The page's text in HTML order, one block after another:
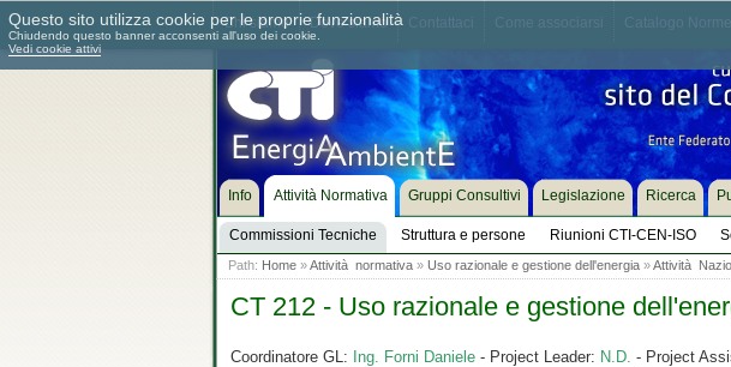
Chi siamo Dove siamo
Info Attività Normativa
Commissioni Tecniche Struttura e persone Riunioni CTI-CEN-ISO
Gruppi Consultivi Legislazione Ricerca
Path: Home»Attività normativa» Uso razionale e gestione dell'energia»Attività
CT 212 - Uso razionale e gestione
Coordinatore GL: Ing. Forni Daniele- Project Leader: N.D. - Project
Questo sito utilizza cookie per le proprie funzionalità
Chiudendo questo banner acconsenti all'uso dei cookie.
Vedi cookie attivi